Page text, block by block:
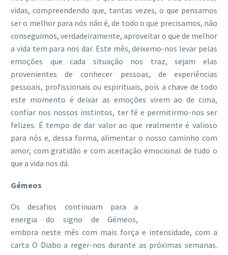
vidas, compreendendo que, tantas vezes, o que pensamos
ser o melhor para nós não é, de todo o que precisamos, não
conseguimos, verdadeiramente, aproveitar o que de melhor
a vida tem para nos dar. Este mês, deixemo-nos levar pelas
emoções que cada situação nos traz, sejam elas
provenientes de conhecer pessoas, de experiências
pessoais, profissionais ou espirituais, pois a chave de todo
este momento é deixar as emoções virem ao de cima,
confiar nos nossos instintos, ter fé e permitirmo-nos ser
felizes. É tempo de dar valor ao que realmente é valioso
para nós e, dessa forma, alimentar o nosso caminho com
amor, com gratidão e com aceitação emocional de tudo o
que a vida nos dá.
Gémeos
Os desafios continuam para a
energia do signo de Gémeos,
embora neste mês com mais força e intensidade, com a
carta O Diabo a reger-nos durante as próximas semanas.